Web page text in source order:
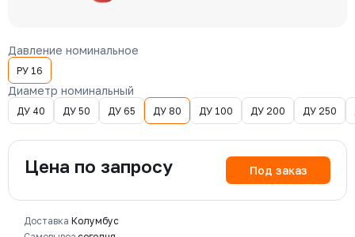
Давление номинальное
РУ 16
Диаметр номинальный
ДУ 40 ДУ 50 ДУ 65 ДУ 80 ДУ 100 ДУ 200 ДУ 250
Цена по запросу Под заказ
Доставка Колумбус